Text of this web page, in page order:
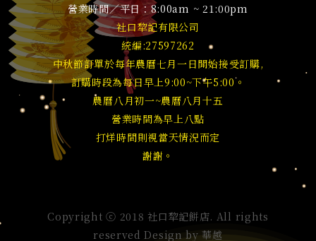
營業時間／平日：8:00am ~ 21:00pm
社口犂記有限公司
統編:27597262
中秋節訂單於每年農曆七月一日開始接受訂購,
訂購時段為每日早上9:00~下午5:00。
農曆八月初一~農曆八月十五
營業時間為早上八點
打烊時間則視當天情況而定
謝謝。
Copyright ⓒ 2018 社口犂記餅店. All rights
reserved Design by華越